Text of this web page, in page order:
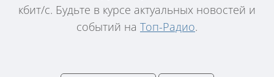
кбит/с. Будьте в курсе актуальных новостей и
событий на Топ-Радио.